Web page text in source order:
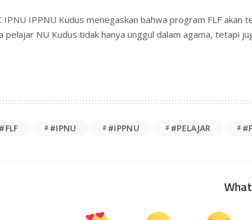
IPNU IPPNU Kudus menegaskan bahwa program FLF
pelajar NU Kudus tidak hanya unggul dalam agama, tetapi
#FLF #IPNU #IPPNU #PELAJAR